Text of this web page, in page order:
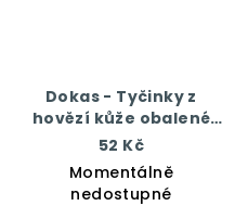
Dokas - Tyčinky z
hovězí kůže obalené
kachním 50 g
52 Kč
Momentálně
nedostupné